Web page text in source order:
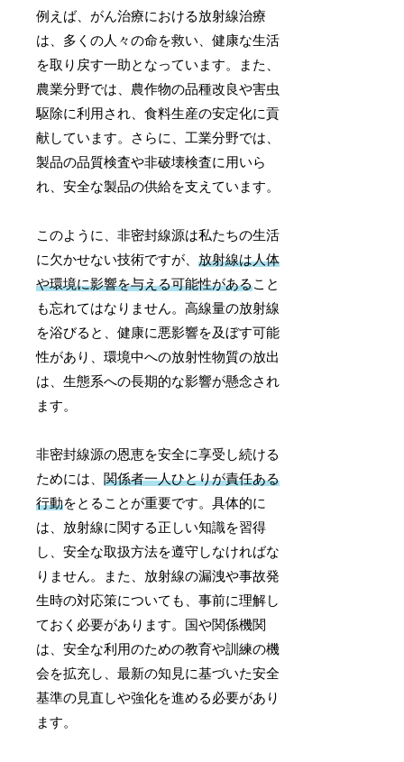
例えば、がん治療における放射線治療
は、多くの人々の命を救い、健康な生活
を取り戻す一助となっています。また、
農業分野では、農作物の品種改良や害虫
駆除に利用され、食料生産の安定化に貢
献しています。さらに、工業分野では、
製品の品質検査や非破壊検査に用いら
れ、安全な製品の供給を支えています。
このように、非密封線源は私たちの生活
に欠かせない技術ですが、放射線は人体
や環境に影響を与える可能性があること
も忘れてはなりません。高線量の放射線
を浴びると、健康に悪影響を及ぼす可能
性があり、環境中への放射性物質の放出
は、生態系への長期的な影響が懸念され
ます。
非密封線源の恩恵を安全に享受し続ける
ためには、関係者一人ひとりが責任ある
行動をとることが重要です。具体的に
は、放射線に関する正しい知識を習得
し、安全な取扱方法を遵守しなければな
りません。また、放射線の漏洩や事故発
生時の対応策についても、事前に理解し
ておく必要があります。国や関係機関
は、安全な利用のための教育や訓練の機
会を拡充し、最新の知見に基づいた安全
基準の見直しや強化を進める必要があり
ます。